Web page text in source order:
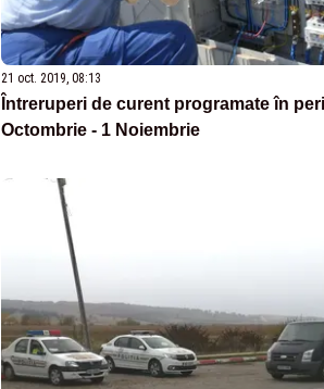
21 oct. 2019, 08:13
Întreruperi de curent programate în
Octombrie - 1 Noiembrie